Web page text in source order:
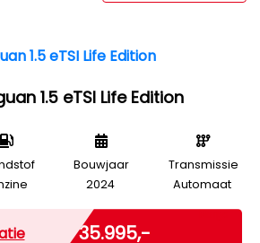
1.5 eTSI Life Edition
Bouwjaar
2024
Transmissie
Automaat
€ 35.995,-